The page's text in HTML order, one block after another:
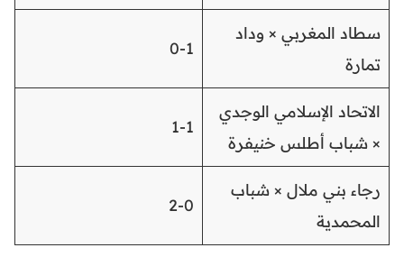
سطاد المغربي × وداد
تمارة
0-1
الاتحاد الإسلامي الوجدي
× شباب أطلس خنيفرة
1-1
رجاء بني ملال × شباب
المحمدية
2-0